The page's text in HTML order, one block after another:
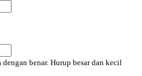
benar. Hurup besar dan kecil